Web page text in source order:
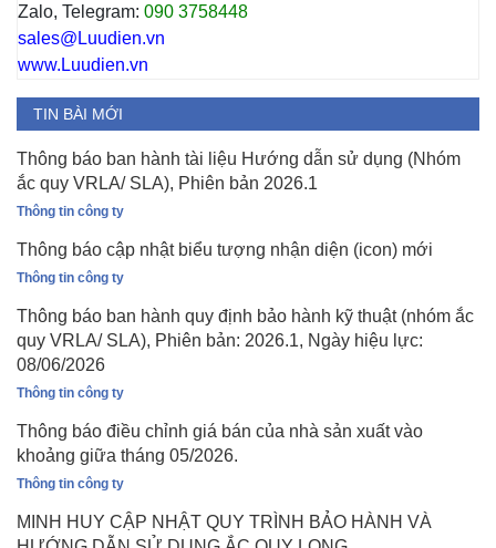
Zalo, Telegram: 090 3758448
sales@Luudien.vn
www.Luudien.vn
TIN BÀI MỚI
Thông báo ban hành tài liệu Hướng dẫn sử dụng (Nhóm
ắc quy VRLA/ SLA), Phiên bản 2026.1
Thông tin công ty
Thông báo cập nhật biểu tượng nhận diện (icon) mới
Thông tin công ty
Thông báo ban hành quy định bảo hành kỹ thuật (nhóm ắc
quy VRLA/ SLA), Phiên bản: 2026.1, Ngày hiệu lực:
08/06/2026
Thông tin công ty
Thông báo điều chỉnh giá bán của nhà sản xuất vào
khoảng giữa tháng 05/2026.
Thông tin công ty
MINH HUY CẬP NHẬT QUY TRÌNH BẢO HÀNH VÀ